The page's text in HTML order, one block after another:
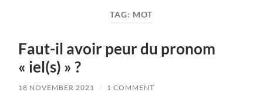
TAG: MOT
Faut-il avoir peur du pronom
« iel(s) » ?
18 NOVEMBER 2021 / 1 COMMENT